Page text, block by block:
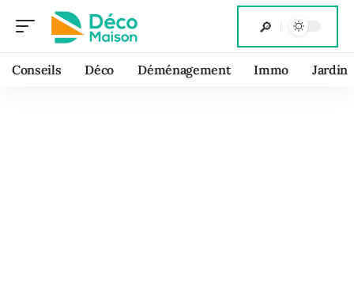
Conseils Déco Déménagement Immo Jardin